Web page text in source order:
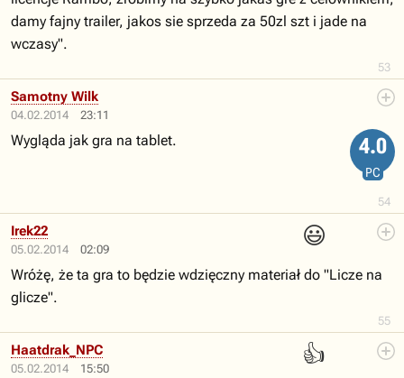
53
damy fajny trailer, jakos sie sprzeda za 50zl szt i jade na
wczasy".
04.02.2014 23:11
54
Samotny Wilk
4.0
PC
Wygląda jak gra na tablet.
05.02.2014 02:09
😃
55
Irek22
Wróżę, że ta gra to będzie wdzięczny materiał do "Licze na
glicze".
05.02.2014 15:50
👍
Haatdrak_NPC